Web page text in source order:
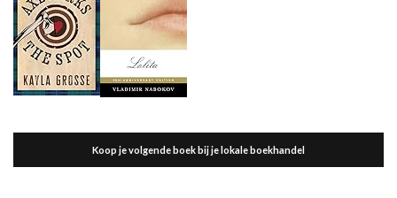
Koop je volgende boek bij je lokale boekhandel